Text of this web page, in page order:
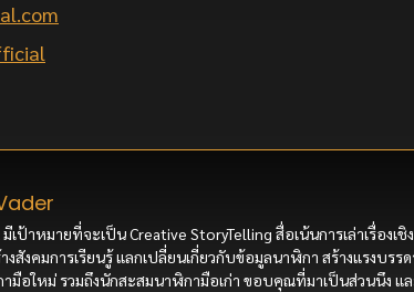
มีเป้าหมายที่จะเป็น Creative StoryTelling สื่อเน้นการเล่าเรื่องเชิ
งสังคมการเรียนรู้ แลกเปลี่ยนเกี่ยวกับข้อมูลนาฬิกา สร้างแรงบร
มือใหม่ รวมถึงนักสะสมนาฬิกามือเก่า ขอบคุณที่มาเป็นส่วนนึง แ